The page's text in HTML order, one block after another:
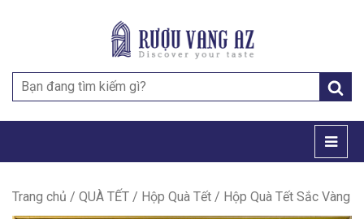
Search
for:
Trang chủ / QUÀ TẾT / Hộp Quà Tết / Hộp Quà Tết Sắc Vàng